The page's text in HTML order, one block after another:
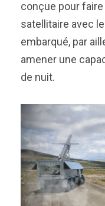
conçue pour
satellitaire avec
embarqué, par
amener une
de nuit.